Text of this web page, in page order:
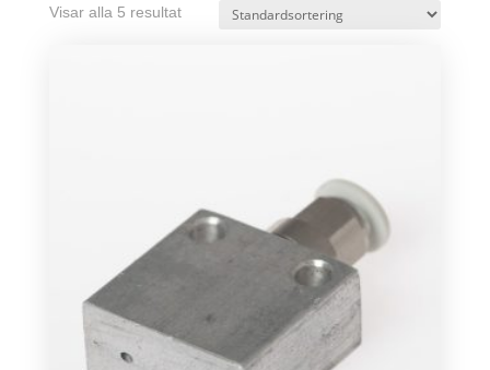
Visar alla 5 resultat